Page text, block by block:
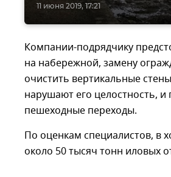
11 июня 2019, 17:21
Компании-подрядчику
на набережной, замену
очистить вертикальные
нарушают его целостность,
пешеходные переходы.
По оценкам специалистов, в
около 50 тысяч тонн иловых